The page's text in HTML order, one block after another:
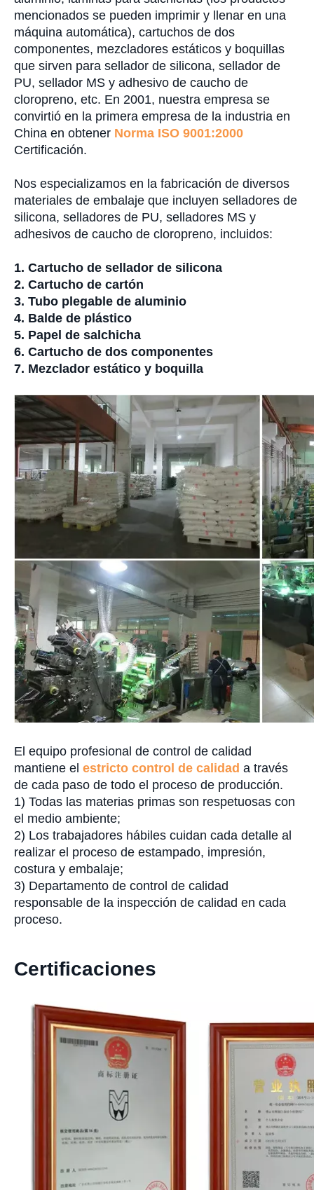
mencionados se pueden imprimir y llenar en una
máquina automática), cartuchos de dos
componentes, mezcladores estáticos y boquillas
que sirven para sellador de silicona, sellador de
PU, sellador MS y adhesivo de caucho de
cloropreno, etc. En 2001, nuestra empresa se
convirtió en la primera empresa de la industria en
China en obtener Norma ISO 9001:2000
Certificación.
Nos especializamos en la fabricación de diversos
materiales de embalaje que incluyen selladores de
silicona, selladores de PU, selladores MS y
adhesivos de caucho de cloropreno, incluidos:
1. Cartucho de sellador de silicona
2. Cartucho de cartón
3. Tubo plegable de aluminio
4. Balde de plástico
5. Papel de salchicha
6. Cartucho de dos componentes
7. Mezclador estático y boquilla
El equipo profesional de control de calidad
mantiene el estricto control de calidad a través
de cada paso de todo el proceso de producción.
1) Todas las materias primas son respetuosas con
el medio ambiente;
2) Los trabajadores hábiles cuidan cada detalle al
realizar el proceso de estampado, impresión,
costura y embalaje;
3) Departamento de control de calidad
responsable de la inspección de calidad en cada
proceso.
Certificaciones